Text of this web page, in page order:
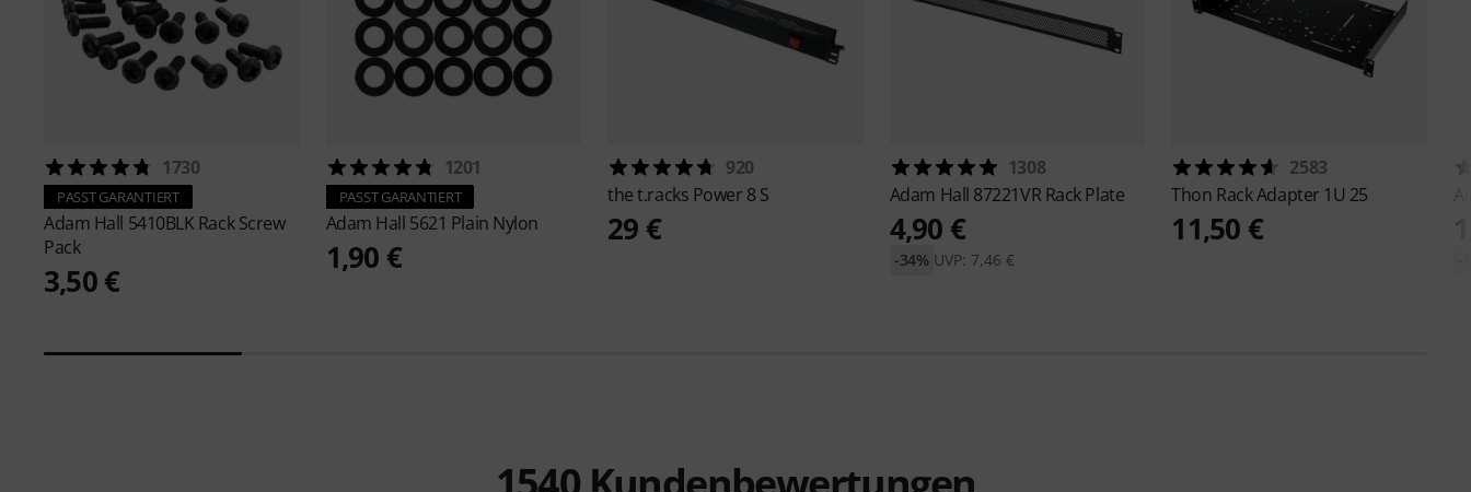
1730
PASST GARANTIERT
Adam Hall 5410BLK Rack Screw
Pack
3,50 €
1201
PASST GARANTIERT
Adam Hall 5621 Plain Nylon
1,90 €
920
the t.racks Power 8 S
29 €
1308
Adam Hall 87221VR Rack Plate
4,90 €
UVP: 7,46 €
-34%
2583
Thon Rack Adapter 1U 25
11,50 €